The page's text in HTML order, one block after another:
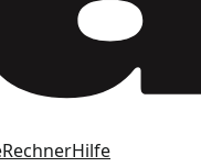
RechnerHilfe